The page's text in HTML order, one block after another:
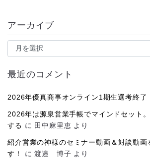
アーカイブ
ア
イ
ブ
最近のコメント
2026年優真商事オンライン1期生選考終了
2026年は源泉営業手帳でマインドセット
する に 田中麻里恵 より
紹介営業の神様のセミナー動画＆対談動画
す！
に渡邉 博子 より